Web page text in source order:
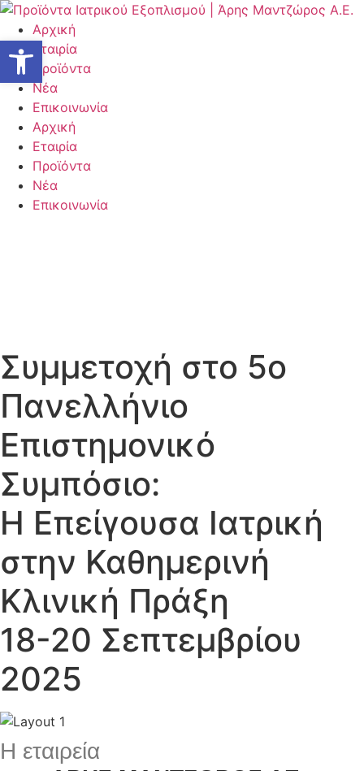
Μετάβαση
στο
περιεχόμενο
Αρχική
Εταιρία
Προϊόντα
Νέα
Επικοινωνία
Αρχική
Εταιρία
Προϊόντα
Νέα
Επικοινωνία
Συμμετοχή στο 5o
Πανελλήνιο
Επιστημονικό
Συμπόσιο:
Η Επείγουσα Ιατρική
στην Καθημερινή
Κλινική Πράξη
18-20 Σεπτεμβρίου
2025
Η εταιρεία
Ανοίξτε τη γραμμή εργαλείων